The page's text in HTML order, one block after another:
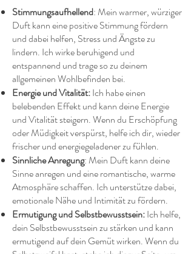
Stimmungsaufhellend: Mein warmer, würziger
Duft kann eine positive Stimmung fördern
und dabei helfen, Stress und Ängste zu
lindern. Ich wirke beruhigend und
entspannend und trage so zu deinem
allgemeinen Wohlbefinden bei.
Energie und Vitalität:Ich habe einen
belebenden Effekt und kann deine Energie
und Vitalität steigern. Wenn du Erschöpfung
oder Müdigkeit verspürst, helfe ich dir, wieder
frischer und energiegeladener zu fühlen.
Sinnliche Anregung: Mein Duft kann deine
Sinne anregen und eine romantische, warme
Atmosphäre schaffen. Ich unterstütze dabei,
emotionale Nähe und Intimität zu fördern.
Ermutigung und Selbstbewusstsein:Ich helfe,
dein Selbstbewusstsein zu stärken und kann
ermutigend auf dein Gemüt wirken. Wenn du